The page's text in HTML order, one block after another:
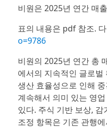
비원은 2025년 연간 매
표의 내용은 pdf 참조.
o=9786
비원의 2025년 연간 총
에서의 지속적인 글로
생산 효율성으로 인해
계속해서 의미 있는 영
있다. 주식 기반 보상,
조정 항목은 기존 관행